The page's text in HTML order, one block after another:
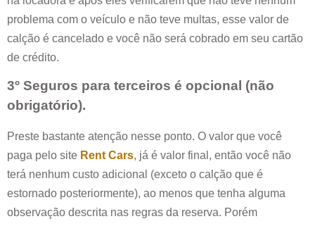
problema com o veículo e não teve multas, esse valor de
calção é cancelado e você não será cobrado em seu cartão
de crédito.
3º Seguros para terceiros é opcional (não
obrigatório).
Preste bastante atenção nesse ponto. O valor que você
paga pelo site Rent Cars, já é valor final, então você não
terá nenhum custo adicional (exceto o calção que é
estornado posteriormente), ao menos que tenha alguma
observação descrita nas regras da reserva. Porém